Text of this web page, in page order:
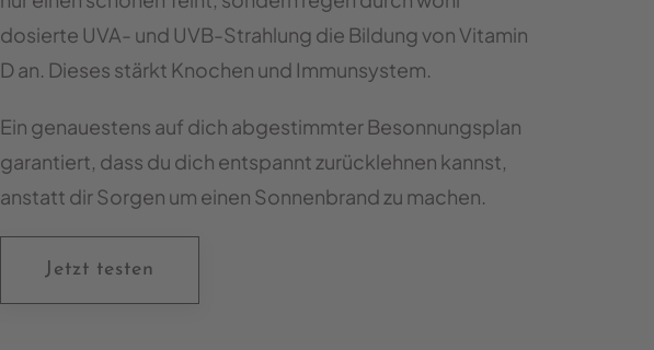
dosierte UVA- und UVB-Strahlung die Bildung von Vitamin
D an. Dieses stärkt Knochen und Immunsystem.
Ein genauestens auf dich abgestimmter Besonnungsplan
garantiert, dass du dich entspannt zurücklehnen kannst,
anstatt dir Sorgen um einen Sonnenbrand zu machen.
Jetzt testen